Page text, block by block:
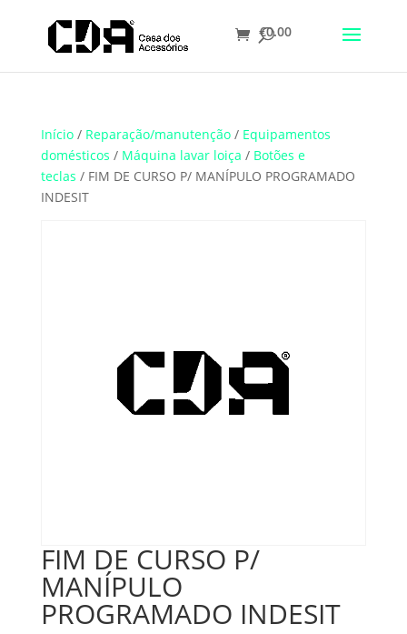
Translate
€0.00
Início/ Reparação/manutenção/ Equipamentos
domésticos / Máquina lavar loiça / Botões e
teclas / FIM DE CURSO P/ MANÍPULO PROGRAMADO
INDESIT
FIM DE CURSO P/
MANÍPULO
PROGRAMADO INDESIT